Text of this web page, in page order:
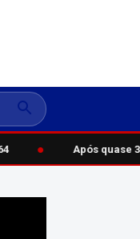
Após quase